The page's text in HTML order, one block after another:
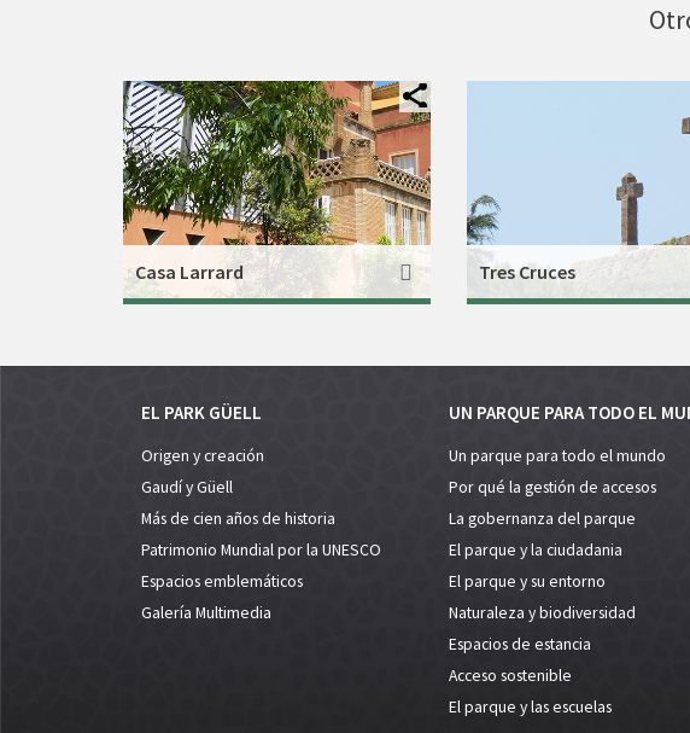
Casa Larrard Tres Cruces
EL PARK GÜELL
Origen y creación
Gaudí y Güell
Más de cien años de historia
Patrimonio Mundial por la UNESCO
Espacios emblemáticos
Galería Multimedia
UN PARQUE PARA TODO EL
Un parque para todo el mundo
Por qué la gestión de accesos
La gobernanza del parque
El parque y la ciudadania
El parque y su entorno
Naturaleza y biodiversidad
Espacios de estancia
Acceso sostenible
El parque y las escuelas